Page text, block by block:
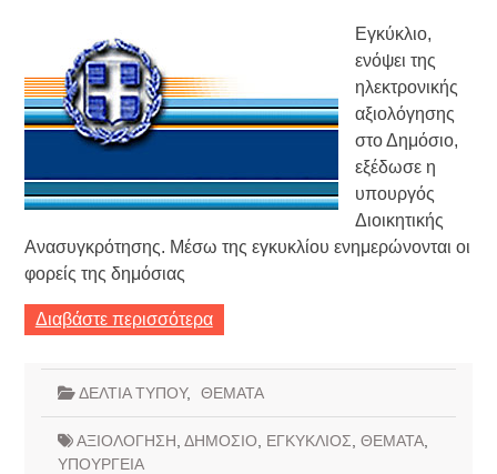
Εγκύκλιο,
ενόψει της
ηλεκτρονικής
αξιολόγησης
στο Δημόσιο,
εξέδωσε η
υπουργός
Διοικητικής
Ανασυγκρότησης. Μέσω της εγκυκλίου ενημερώνονται οι
φορείς της δημόσιας
Διαβάστε περισσότερα
ΔΕΛΤΙΑ ΤΥΠΟΥ, ΘΕΜΑΤΑ
ΑΞΙΟΛΟΓΗΣΗ ΔΗΜΟΣΙΟ ΕΓΚΥΚΛΙΟΣ ΘΕΜΑΤΑ,
ΥΠΟΥΡΓΕΙΑ